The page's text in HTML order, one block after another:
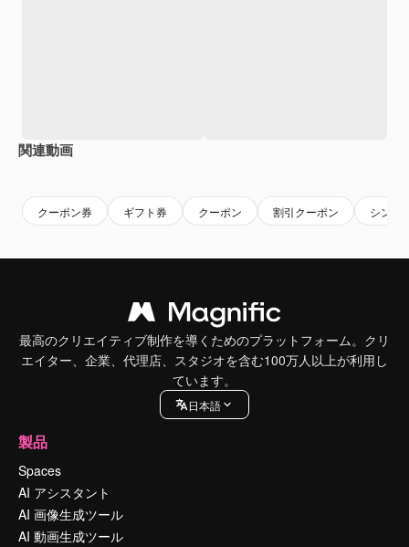
関連動画
クーポン券 ギフト券 クーポン 割引クーポン シンプ
最高のクリエイティブ制作を導くためのプラットフォーム。クリ
エイター、企業、代理店、スタジオを含む100万人以上が利用し
ています。
日本語
製品
Spaces
AI アシスタント
AI 画像生成ツール
AI 動画生成ツール